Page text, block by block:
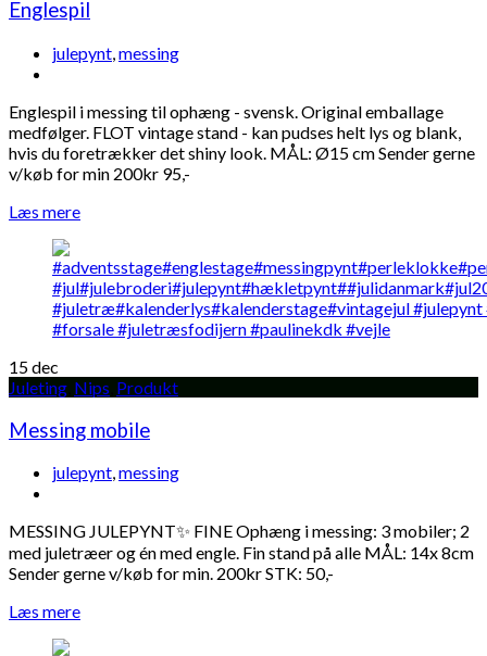
Englespil
julepynt,messing
Englespil i messing til ophæng - svensk. Original emballage
medfølger. FLOT vintage stand - kan pudses helt lys og blank,
hvis du foretrækker det shiny look. MÅL: Ø15 cm Sender gerne
v/køb for min 200kr 95,-
Læs mere
15dec
Juleting Nips Produkt
Messing mobile
julepynt,messing
MESSING JULEPYNT✨ FINE Ophæng i messing: 3 mobiler; 2
med juletræer og én med engle. Fin stand på alle MÅL: 14x 8cm
Sender gerne v/køb for min. 200kr STK: 50,-
Læs mere